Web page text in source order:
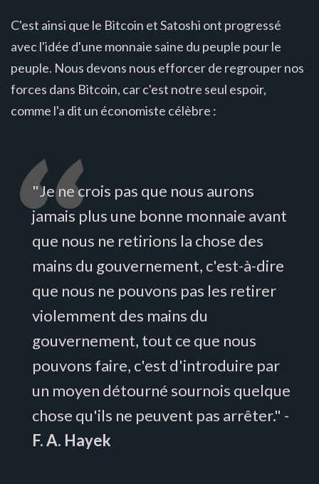
C'est ainsi que le Bitcoin et Satoshi ont progressé
avec l'idée d'une monnaie saine du peuple pour le
peuple. Nous devons nous efforcer de regrouper nos
forces dans Bitcoin, car c'est notre seul espoir,
comme l'a dit un économiste célèbre :
"Je ne crois pas que nous aurons
jamais plus une bonne monnaie avant
que nous ne retirions la chose des
mains du gouvernement, c'est-à-dire
que nous ne pouvons pas les retirer
violemment des mains du
gouvernement, tout ce que nous
pouvons faire, c'est d'introduire par
un moyen détourné sournois quelque
chose qu'ils ne peuvent pas arrêter." -
F. A. Hayek